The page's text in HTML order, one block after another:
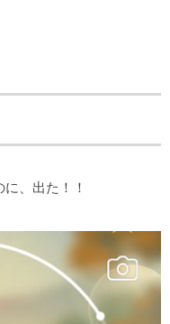
、出た！！